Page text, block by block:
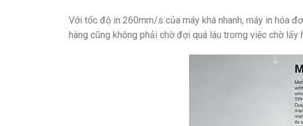
Với tốc độ in 260mm/s của máy khá nhanh, máy in hóa
hàng cũng không phải chờ đợi quá lâu tromg việc chờ lấy